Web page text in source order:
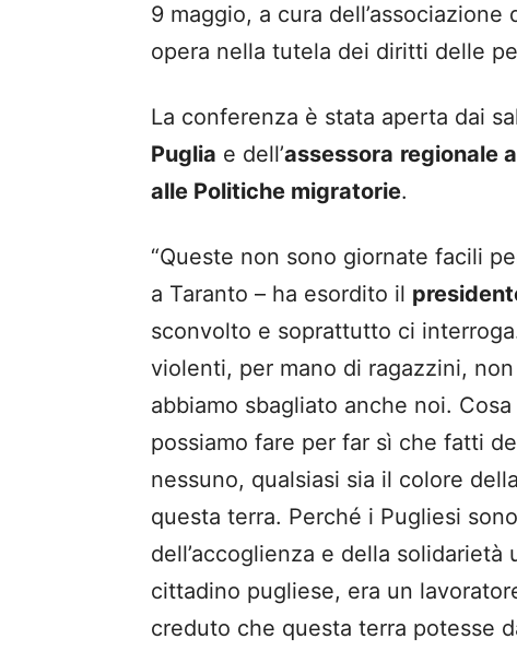
9 maggio, a cura
opera nella tutela dei diritti delle
La conferenza è stata aperta dai
Puglia e dell’assessora regionale
alle Politiche migratorie.
“Queste non sono giornate facili
a Taranto – ha esordito il
sconvolto e soprattutto ci
violenti, per mano di ragazzini,
abbiamo sbagliato anche noi.
possiamo fare per far sì che fatti
nessuno, qualsiasi sia il colore
questa terra. Perché i Pugliesi
dell’accoglienza e della
cittadino pugliese, era un
creduto che questa terra potesse